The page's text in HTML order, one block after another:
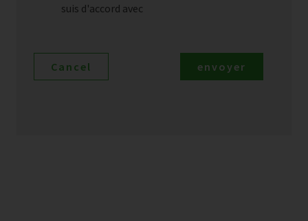
suis d'accord avec